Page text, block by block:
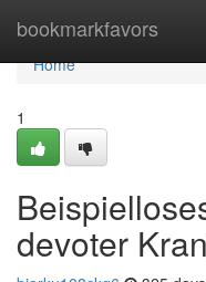
bookmarkfavors
Home
Home
1
devoter